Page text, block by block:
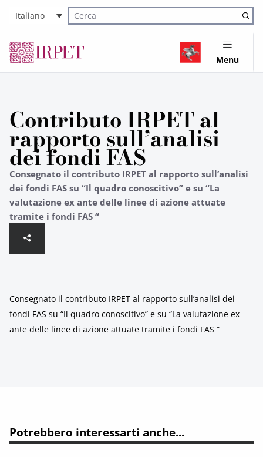
Italiano
Cerca nel sito
Menu
Contributo IRPET al
rapporto sull’analisi
dei fondi FAS
Consegnato il contributo IRPET al rapporto sull’analisi
dei fondi FAS su “Il quadro conoscitivo” e su “La
valutazione ex ante delle linee di azione attuate
tramite i fondi FAS “
Consegnato il contributo IRPET al rapporto sull’analisi dei
fondi FAS su “Il quadro conoscitivo” e su “La valutazione ex
ante delle linee di azione attuate tramite i fondi FAS “
Potrebbero interessarti anche...